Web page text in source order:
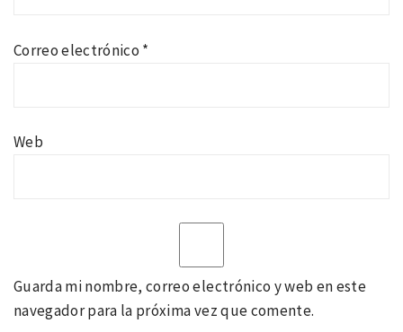
Correo electrónico *
Web
Guarda mi nombre, correo electrónico y web en este
navegador para la próxima vez que comente.